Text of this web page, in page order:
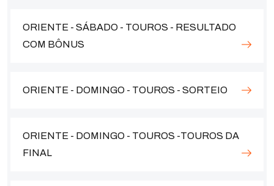
ORIENTE - SÁBADO - TOUROS - RESULTADO
COM BÔNUS
ORIENTE - DOMINGO - TOUROS - SORTEIO
ORIENTE - DOMINGO - TOUROS -TOUROS DA
FINAL